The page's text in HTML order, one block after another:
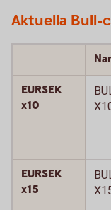
Aktuella Bull-
EURSEK
x10
EURSEK
x15